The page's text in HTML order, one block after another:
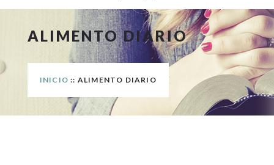
ALIMENTO DIARIO
INICIO :: ALIMENTO DIARIO